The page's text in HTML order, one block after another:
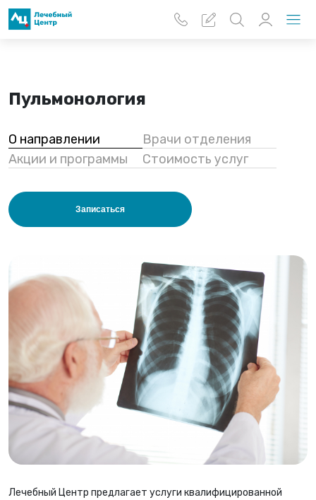
Перейти к основному содержанию
Пульмонология
О направлении
Врачи отделения
Акции и программы
Стоимость услуг
Записаться
Лечебный Центр предлагает услуги квалифицированной